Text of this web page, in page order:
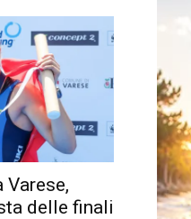
Varese,
delle finali